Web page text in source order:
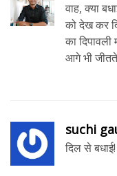
वाह, क्या
को देख कर
का
आगे भी
suchi
दिल से